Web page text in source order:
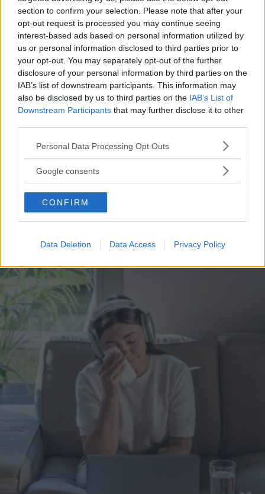
section to confirm your selection. Please note that after your
opt-out request is processed you may continue seeing
interest-based ads based on personal information utilized by
us or personal information disclosed to third parties prior to
your opt-out. You may separately opt-out of the further
disclosure of your personal information by third parties on the
IAB’s list of downstream participants. This information may
also be disclosed by us to third parties on the IAB’s List of
Downstream Participants that may further disclose it to other
Please note that this website/app uses one or more Google
not limited to your visit or usage behaviour. You may click to
use your data for below specified purposes in below Google
consent section.
Personal Data Processing Opt Outs
Google consents
CONFIRM
Data Deletion Data Access Privacy Policy
BODY CARE
Funghi in piscina e palestra:
come prevenirli e i detergenti
intimi migliori da usare
Frequentare palestre e piscine è una sana abitudine per
mantenere il corpo in forma, ma come evitare il pericolo
funghi sempre in agguato in luoghi affollati e umidi? Ecco
alcuni consigli utili.